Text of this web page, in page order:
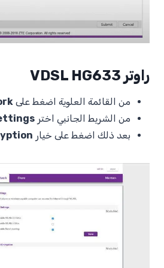
راوتر VDSL HG633
من القائمة العلوية اضغط على
من الشريط الجانبي اختر
بعد ذلك اضغط على خيار